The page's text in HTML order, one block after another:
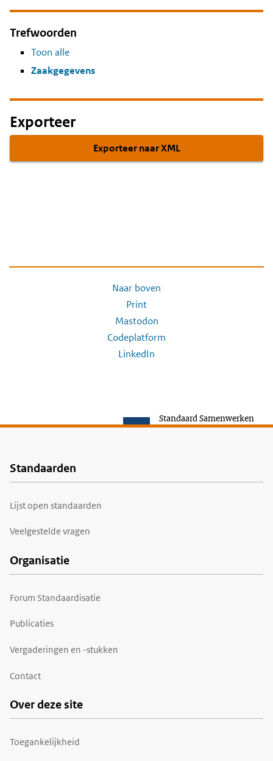
Trefwoorden
Toon alle
Zaakgegevens
Exporteer
Exporteer naar XML
Naar boven
Print
Mastodon
Codeplatform
LinkedIn
Standaard Samenwerken
Voet
Standaarden
Lijst open standaarden
Veelgestelde vragen
Organisatie
Forum Standaardisatie
Publicaties
Vergaderingen en -stukken
Contact
Over deze site
Toegankelijkheid